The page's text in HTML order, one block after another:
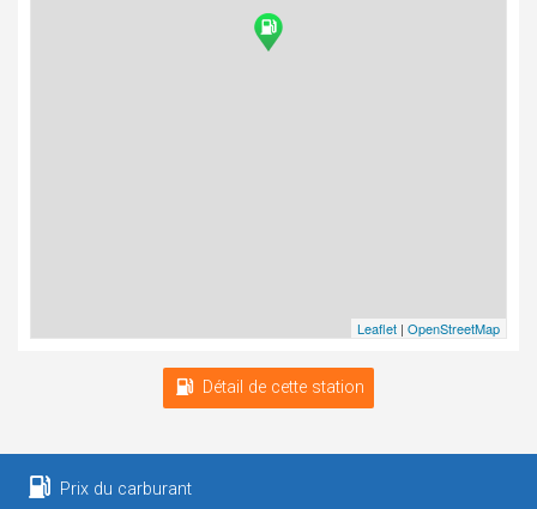
Leaflet | OpenStreetMap
Détail de cette station
Prix du carburant